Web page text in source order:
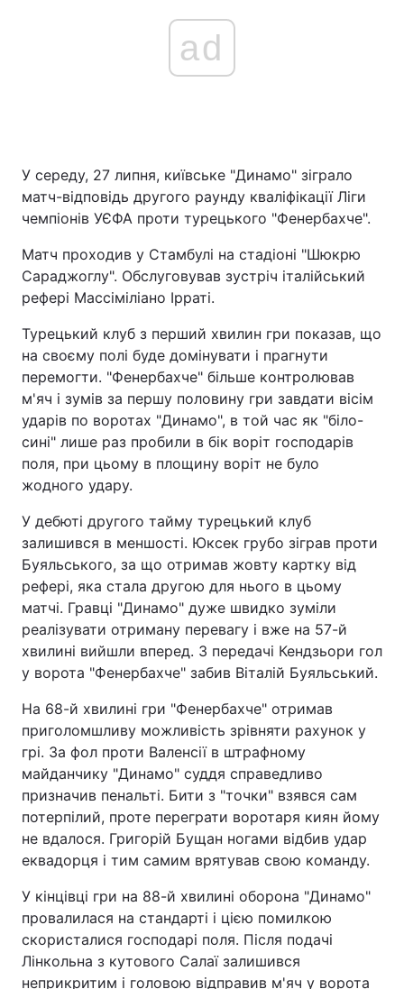
ad
У середу, 27 липня, київське "Динамо" зіграло
матч-відповідь другого раунду кваліфікації Ліги
чемпіонів УЄФА проти турецького "Фенербахче".
Матч проходив у Стамбулі на стадіоні "Шюкрю
Сараджоглу". Обслуговував зустріч італійський
рефері Массіміліано Ірраті.
Турецький клуб з перший хвилин гри показав, що
на своєму полі буде домінувати і прагнути
перемогти. "Фенербахче" більше контролював
м'яч і зумів за першу половину гри завдати вісім
ударів по воротах "Динамо", в той час як "біло-
сині" лише раз пробили в бік воріт господарів
поля, при цьому в площину воріт не було
жодного удару.
У дебюті другого тайму турецький клуб
залишився в меншості. Юксек грубо зіграв проти
Буяльського, за що отримав жовту картку від
рефері, яка стала другою для нього в цьому
матчі. Гравці "Динамо" дуже швидко зуміли
реалізувати отриману перевагу і вже на 57-й
хвилині вийшли вперед. З передачі Кендзьори гол
у ворота "Фенербахче" забив Віталій Буяльський.
На 68-й хвилині гри "Фенербахче" отримав
приголомшливу можливість зрівняти рахунок у
грі. За фол проти Валенсії в штрафному
майданчику "Динамо" суддя справедливо
призначив пенальті. Бити з "точки" взявся сам
потерпілий, проте переграти воротаря киян йому
не вдалося. Григорій Бущан ногами відбив удар
еквадорця і тим самим врятував свою команду.
У кінцівці гри на 88-й хвилині оборона "Динамо"
провалилася на стандарті і цією помилкою
скористалися господарі поля. Після подачі
Лінкольна з кутового Салаї залишився
неприкритим і головою відправив м'яч у ворота